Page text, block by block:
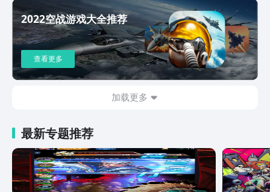
2022空战游戏大全推荐
查看更多
加载更多
最新专题推荐